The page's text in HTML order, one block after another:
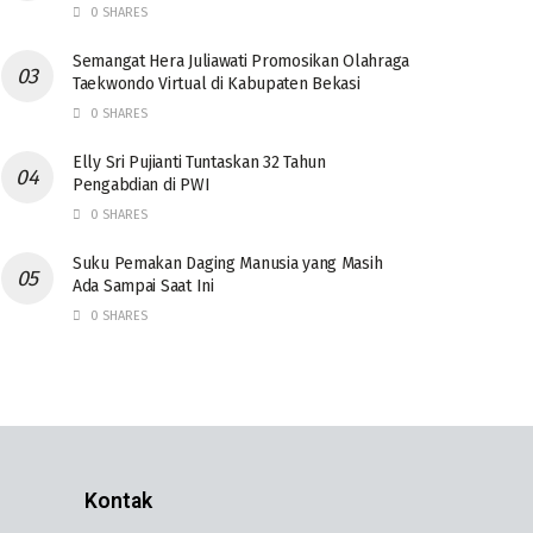
0 SHARES
Semangat Hera Juliawati Promosikan Olahraga
Taekwondo Virtual di Kabupaten Bekasi
0 SHARES
Elly Sri Pujianti Tuntaskan 32 Tahun
Pengabdian di PWI
0 SHARES
‎Suku Pemakan Daging Manusia yang Masih
Ada Sampai Saat Ini
0 SHARES
Kontak